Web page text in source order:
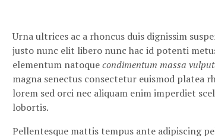
Urna ultrices ac a rhoncus duis dignissim
justo nunc elit libero nunc hac id potenti
elementum natoquecondimentum massa
magna senectus consectetur euismod platea
lorem sed orci nec aliquam enim imperdiet
lobortis.
Pellentesque mattis tempus ante adipiscing